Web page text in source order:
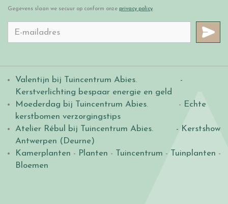
Gegevens slaan we secuur op conform onze privacy policy.
Valentijn bij Tuincentrum Abies.
-
Kerstverlichting bespaar energie en geld
Moederdag bij Tuincentrum Abies. - Echte
kerstbomen verzorgingstips
Atelier Rébul bij Tuincentrum Abies.
- Kerstshow
Antwerpen (Deurne)
Kamerplanten - Planten - Tuincentrum - Tuinplanten -
Bloemen